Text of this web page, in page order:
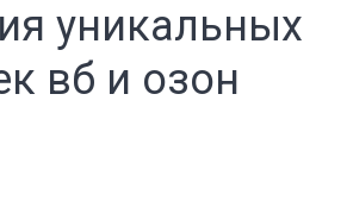
уникальных
вб и озон